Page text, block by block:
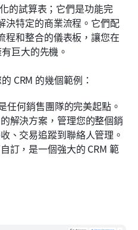
的試算表；它們是功能完
決特定的商業流程。它們配
程和整合的儀表板，讓您在
巨大的先機。
CRM 的幾個範例：
任何銷售團隊的完美起點。
解決方案，管理您的整個銷
、交易追蹤到聯絡人管理。
訂，是一個強大的 CRM 範